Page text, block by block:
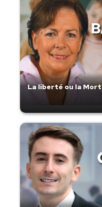
La liberté ou la Mort